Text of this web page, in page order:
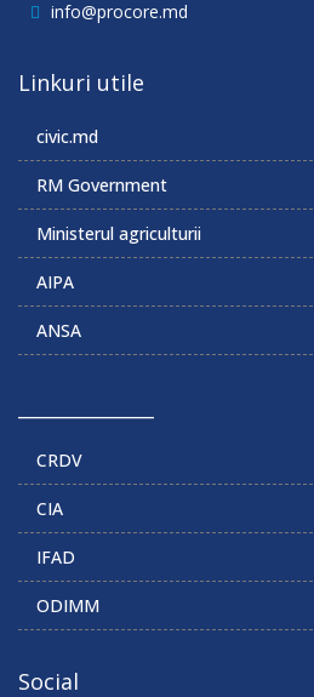
info@procore.md
Linkuri utile
civic.md
RM Government
Ministerul agriculturii
AIPA
ANSA
CRDV
CIA
IFAD
ODIMM
Social